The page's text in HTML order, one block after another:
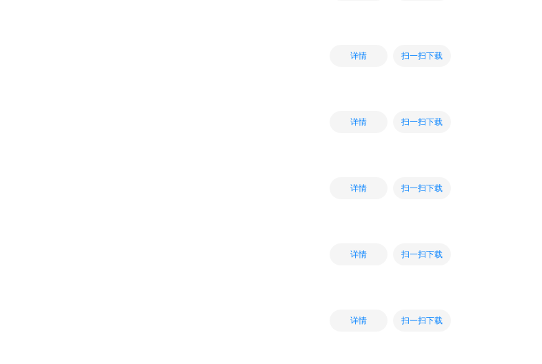
详情 扫一扫下载
详情 扫一扫下载
详情 扫一扫下载
详情 扫一扫下载
详情 扫一扫下载